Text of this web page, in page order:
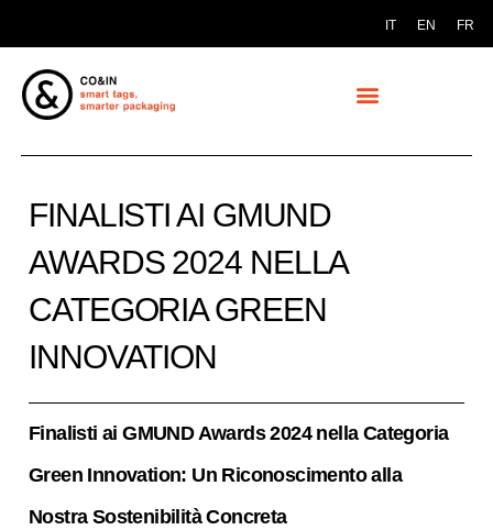
IT EN FR
FINALISTI AI GMUND
AWARDS 2024 NELLA
CATEGORIA GREEN
INNOVATION
Finalisti ai GMUND Awards 2024 nella Categoria
Green Innovation: Un Riconoscimento alla
Nostra Sostenibilità Concreta